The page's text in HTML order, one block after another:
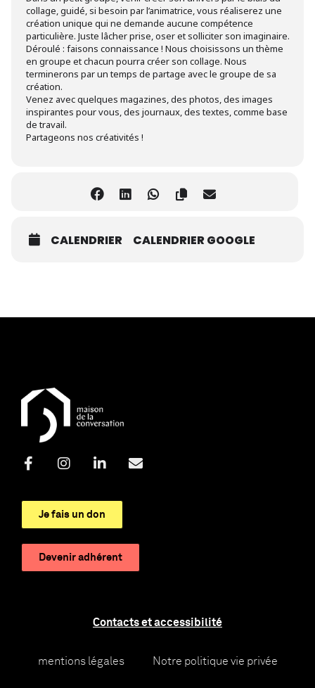
collage, guidé, si besoin par l’animatrice, vous réaliserez une
création unique qui ne demande aucune compétence
particulière. Juste lâcher prise, oser et solliciter son imaginaire.
Déroulé : faisons connaissance ! Nous choisissons un thème
en groupe et chacun pourra créer son collage. Nous
terminerons par un temps de partage avec le groupe de sa
création.
Venez avec quelques magazines, des photos, des images
inspirantes pour vous, des journaux, des textes, comme base
de travail.
Partageons nos créativités !
CALENDRIER CALENDRIER GOOGLE
Je fais un don
Devenir adhérent
Contacts et accessibilité
mentions légales Notre politique vie privée